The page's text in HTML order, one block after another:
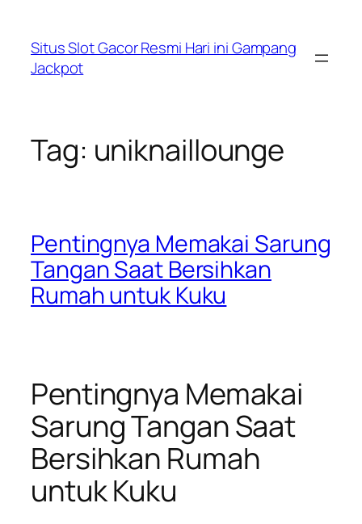
konten
Situs Slot Gacor Resmi Hari ini Gampang
Jackpot
Tag: uniknaillounge
Pentingnya Memakai Sarung
Tangan Saat Bersihkan
Rumah untuk Kuku
Pentingnya Memakai
Sarung Tangan Saat
Bersihkan Rumah
untuk Kuku